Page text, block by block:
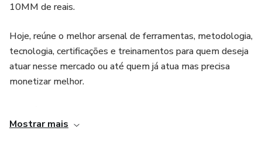
10MM de reais.
Hoje, reúne o melhor arsenal de ferramentas, metodologia,
tecnologia, certificações e treinamentos para quem deseja
atuar nesse mercado ou até quem já atua mas precisa
monetizar melhor.
possível até mesmo um iniciante como consultor financeiro
Mostrar mais